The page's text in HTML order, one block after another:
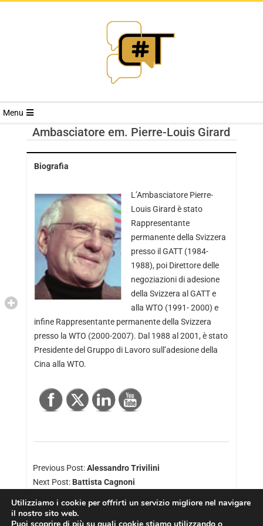
RIVISTA
Menu
Ambasciatore em. Pierre-Louis Girard
Biografia
L’Ambasciatore Pierre-
Louis Girard è stato
Rappresentante
permanente della Svizzera
presso il GATT (1984-
1988), poi Direttore delle
negoziazioni di adesione
della Svizzera al GATT e
alla WTO (1991- 2000) e
infine Rappresentante permanente della Svizzera
presso la WTO (2000-2007). Dal 1988 al 2001, è stato
Presidente del Gruppo di Lavoro sull’adesione della
Cina alla WTO.
Previous Post:Alessandro Trivilini
Next Post: Battista Cagnoni
Utilizziamo i cookie per offrirti un servizio migliore nel navigare
il nostro sito web.